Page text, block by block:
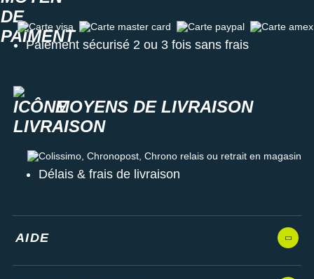
Carte visa Carte master card Carte paypal Carte amex
Paiement sécurisé 2 ou 3 fois sans frais
MOYENS DE LIVRAISON
Colissimo, Chronopost, Chrono relais ou retrait en magasin
Délais & frais de livraison
AIDE